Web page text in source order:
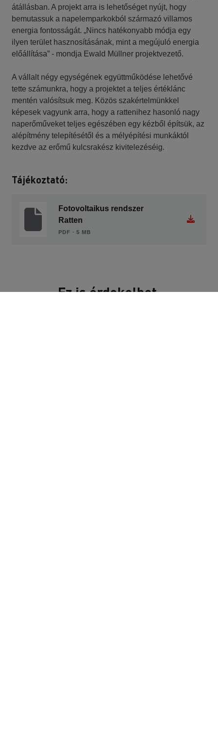
átállásban. A projekt arra is lehetőséget nyújt, hogy
bemutassuk a napelemparkokból származó villamos
energia fontosságát. „Nincs hatékonyabb módja egy
ilyen terület hasznosításának, mint a megújuló energia
előállítása” - mondja Ewald Müllner projektvezető.
A vállalt négy egységének együttműködése lehetővé
tette számunkra, hogy a projektet a teljes értéklánc
mentén valósítsuk meg. Közös szakértelmünkkel
képesek vagyunk arra, hogy a rattenihez hasonló nagy
naperőműveket teljes egészében egy kézből építsük, az
alépítmény telepítésétől és a mélyépítési munkáktól
kezdve az erőmű kulcsrakész kivitelezéséig.
Tájékoztató:
Fotovoltaikus rendszer
Ratten
PDF ∙ 5 MB
Ez is érdekelhet.